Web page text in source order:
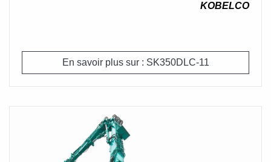
KOBELCO
En savoir plus sur : SK350DLC-11